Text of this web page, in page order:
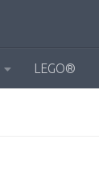
LEGO®